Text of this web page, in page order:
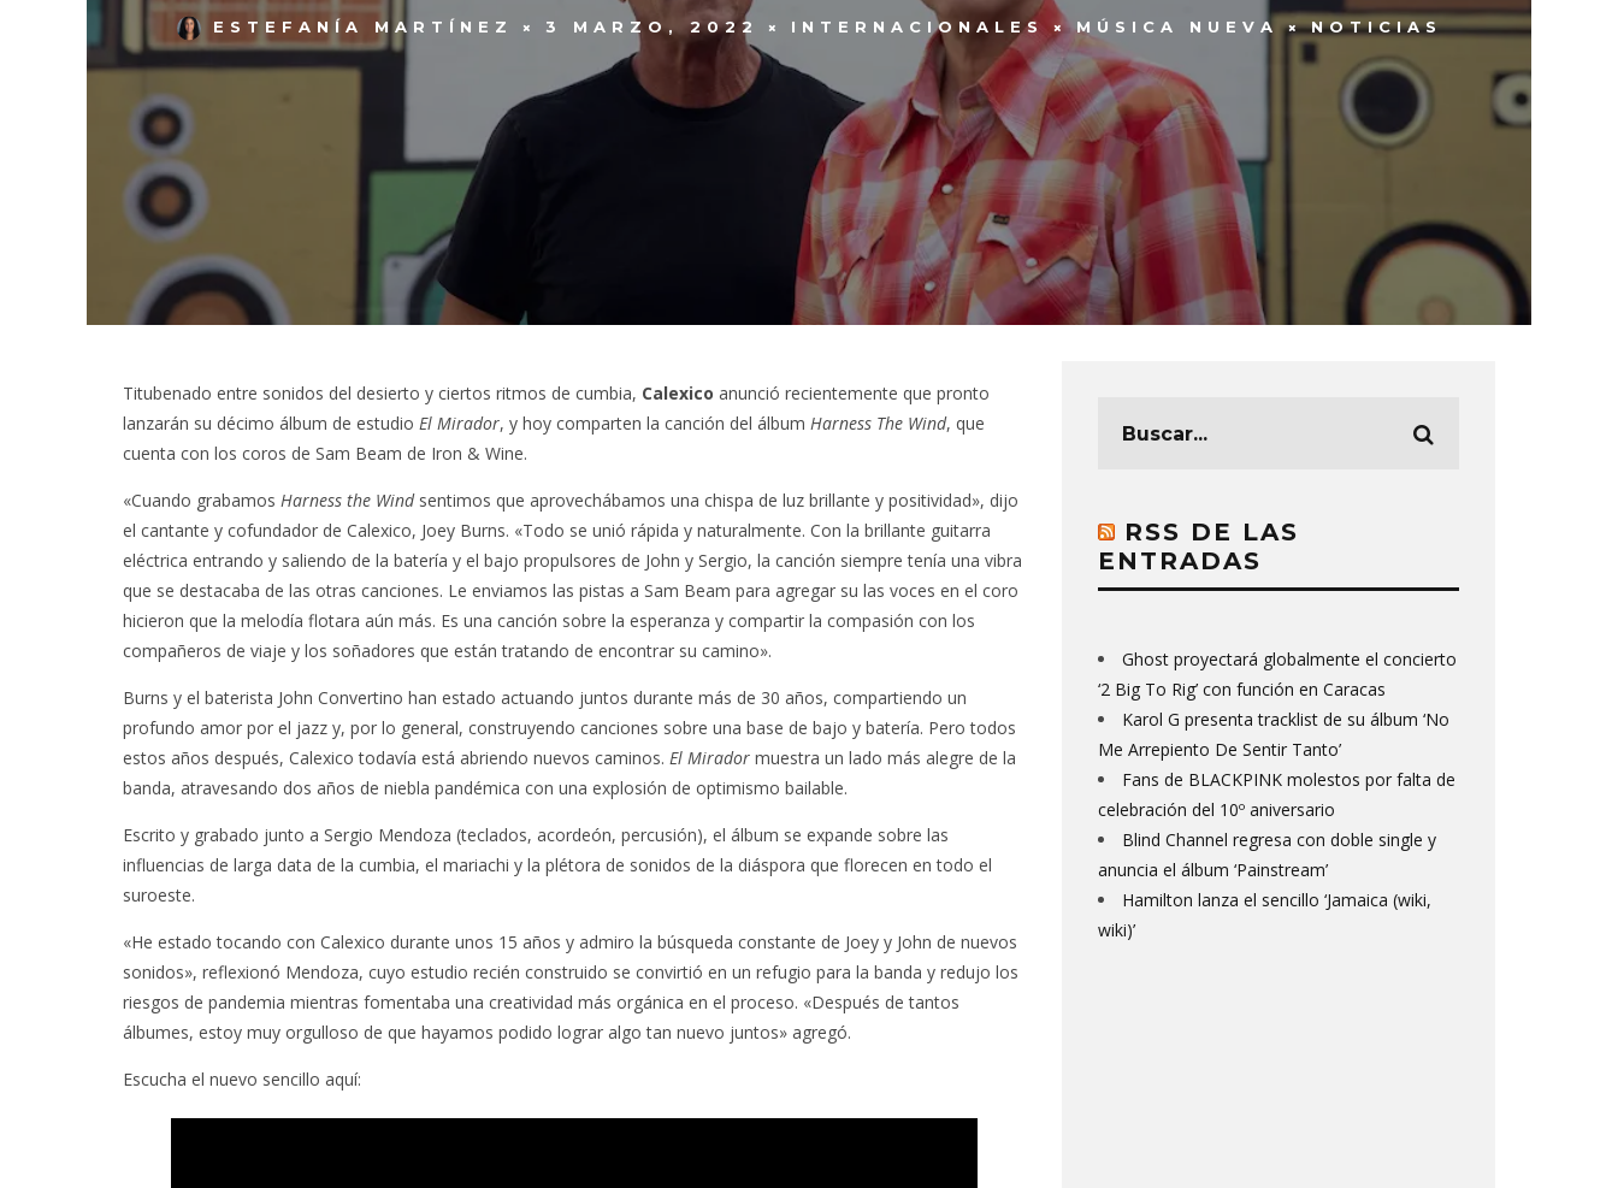
ESTEFANÍA MARTÍNEZ 3 MARZO, 2022 INTERNACIONALES MÚSICA NUEVA NOTICIAS
Titubenado entre sonidos del desierto y ciertos ritmos de cumbia, Calexico anunció recientemente que pronto
lanzarán su décimo álbum de estudio El Mirador, y hoy comparten la canción del álbum Harness The Wind, que
cuenta con los coros de Sam Beam de Iron & Wine.
«Cuando grabamos Harness the Windsentimos que aprovechábamos una chispa de luz brillante y positividad», dijo
el cantante y cofundador de Calexico, Joey Burns. «Todo se unió rápida y naturalmente. Con la brillante guitarra
eléctrica entrando y saliendo de la batería y el bajo propulsores de John y Sergio, la canción siempre tenía una vibra
que se destacaba de las otras canciones. Le enviamos las pistas a Sam Beam para agregar su las voces en el coro
hicieron que la melodía flotara aún más. Es una canción sobre la esperanza y compartir la compasión con los
compañeros de viaje y los soñadores que están tratando de encontrar su camino».
Burns y el baterista John Convertino han estado actuando juntos durante más de 30 años, compartiendo un
profundo amor por el jazz y, por lo general, construyendo canciones sobre una base de bajo y batería. Pero todos
estos años después, Calexico todavía está abriendo nuevos caminos. El Mirador muestra un lado más alegre de la
banda, atravesando dos años de niebla pandémica con una explosión de optimismo bailable.
Escrito y grabado junto a Sergio Mendoza (teclados, acordeón, percusión), el álbum se expande sobre las
influencias de larga data de la cumbia, el mariachi y la plétora de sonidos de la diáspora que florecen en todo el
suroeste.
«He estado tocando con Calexico durante unos 15 años y admiro la búsqueda constante de Joey y John de nuevos
sonidos», reflexionó Mendoza, cuyo estudio recién construido se convirtió en un refugio para la banda y redujo los
riesgos de pandemia mientras fomentaba una creatividad más orgánica en el proceso. «Después de tantos
álbumes, estoy muy orgulloso de que hayamos podido lograr algo tan nuevo juntos» agregó.
Escucha el nuevo sencillo aquí:
RSS DE LAS
ENTRADAS
Ghost proyectará globalmente el concierto
‘2 Big To Rig’ con función en Caracas
Karol G presenta tracklist de su álbum ‘No
Me Arrepiento De Sentir Tanto’
Fans de BLACKPINK molestos por falta de
celebración del 10º aniversario
Blind Channel regresa con doble single y
anuncia el álbum ‘Painstream’
Hamilton lanza el sencillo ‘Jamaica (wiki,
wiki)’